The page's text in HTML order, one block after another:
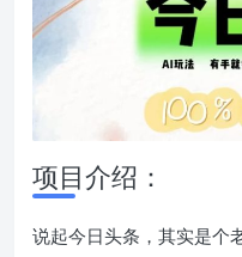
项目介绍：
说起今日头条，其实是个